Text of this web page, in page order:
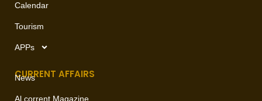
Calendar
Tourism
APPs
CURRENT AFFAIRS
News
Al corrent Magazine